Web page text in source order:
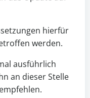
hierfür
werden.
ausführlich
an dieser Stelle